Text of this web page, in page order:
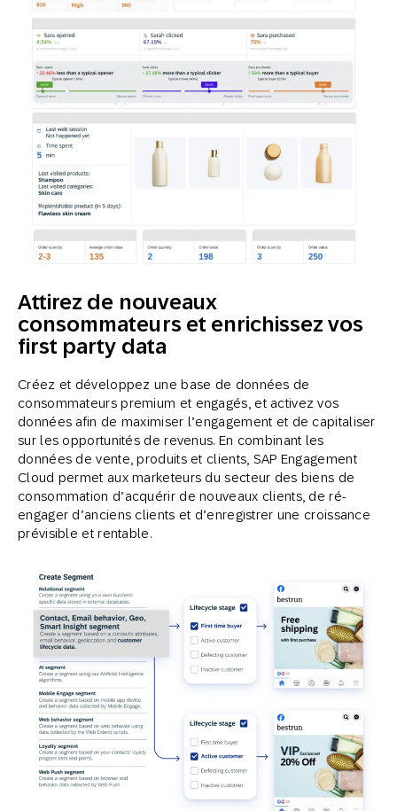
Attirez de nouveaux
consommateurs et enrichissez vos
first party data
Créez et développez une base de données de
consommateurs premium et engagés, et activez vos
données afin de maximiser l’engagement et de capitaliser
sur les opportunités de revenus. En combinant les
données de vente, produits et clients, SAP Engagement
Cloud permet aux marketeurs du secteur des biens de
consommation d’acquérir de nouveaux clients, de ré-
engager d’anciens clients et d’enregistrer une croissance
prévisible et rentable.